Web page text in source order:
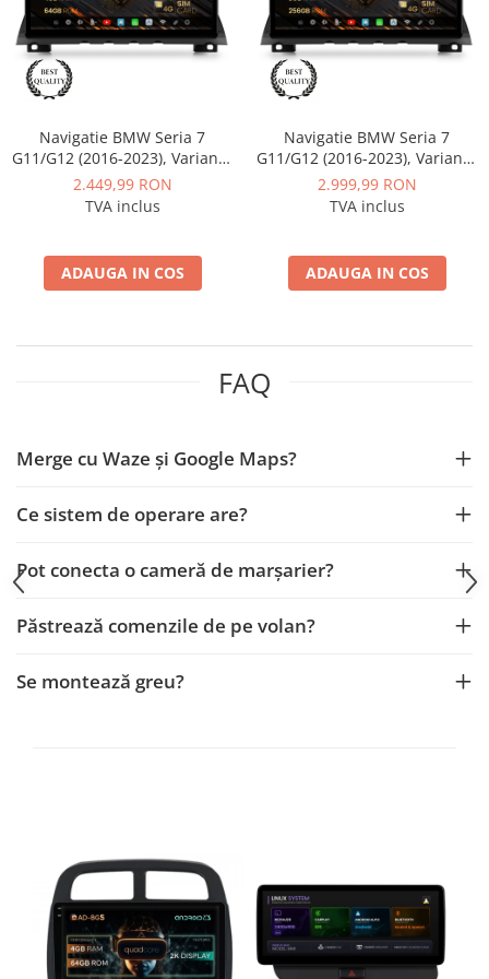
Nissan
Mitsubishi
Land Rover
Isuzu
Subaru
Dodge
Navigații auto universale
Navigatie BMW Seria 7
G11/G12 (2016-2023), Varianta
NBT EVO, Android 13, BM-
Octacore / 4GB RAM + 64GB
BGRKITBM021
2.449,99 RON
TVA inclus
ADAUGA IN COS
Navigatie BMW Seria 7
G11/G12 (2016-2023), Varianta
NBT EVO, Android 13, BM-
Octacore / 8GB RAM + 256GB
BGRKITBM021
2.999,99 RON
TVA inclus
ADAUGA IN COS
FAQ
Merge cu Waze și Google Maps?
Ce sistem de operare are?
Pot conecta o cameră de marșarier?
Păstrează comenzile de pe volan?
Se montează greu?